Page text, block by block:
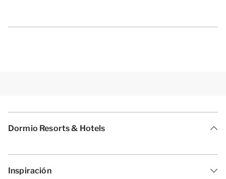
Dormio Resorts & Hotels
Inspiración